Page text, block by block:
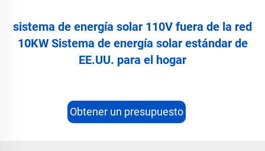
sistema de energía solar 110V fuera de la red
10KW Sistema de energía solar estándar de
EE.UU. para el hogar
Obtener un presupuesto